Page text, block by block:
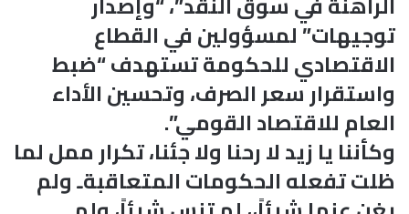
توجيهات” لمسؤولين في القطاع
الاقتصادي للحكومة تستهدف “ضبط
واستقرار سعر الصرف، وتحسين الأداء
العام للاقتصاد القومي”.
وكأننا يا زيد لا رحنا ولا جئنا، تكرار ممل لما
ظلت تفعله الحكومات المتعاقبةـ ولم